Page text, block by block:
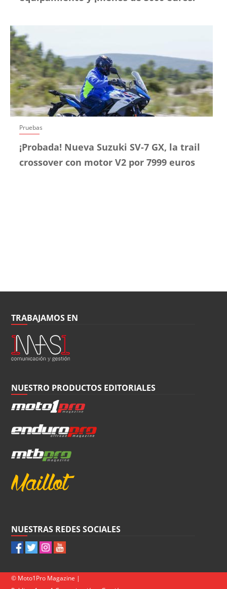
Pruebas
¡Probada! Nueva Suzuki SV-7 GX, la trail
crossover con motor V2 por 7999 euros
TRABAJAMOS EN
NUESTRO PRODUCTOS EDITORIALES
NUESTRAS REDES SOCIALES
© Moto1Pro Magazine |